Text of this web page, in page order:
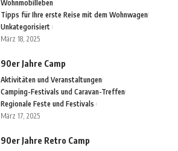
Wohnmobilleben
Tipps für Ihre erste Reise mit dem Wohnwagen
Unkategorisiert
März 18, 2025
90er Jahre Camp
Aktivitäten und Veranstaltungen
Camping-Festivals und Caravan-Treffen
Regionale Feste und Festivals
März 17, 2025
90er Jahre Retro Camp